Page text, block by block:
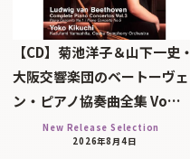
【CD】菊池洋子＆山下一史・
大阪交響楽団のベートーヴェ
ン・ピアノ協奏曲全集 Vo…
New Release Selection
2026年8月4日